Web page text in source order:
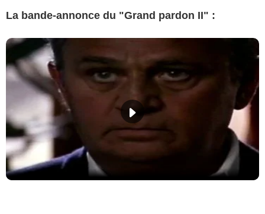
La bande-annonce du "Grand pardon II" :